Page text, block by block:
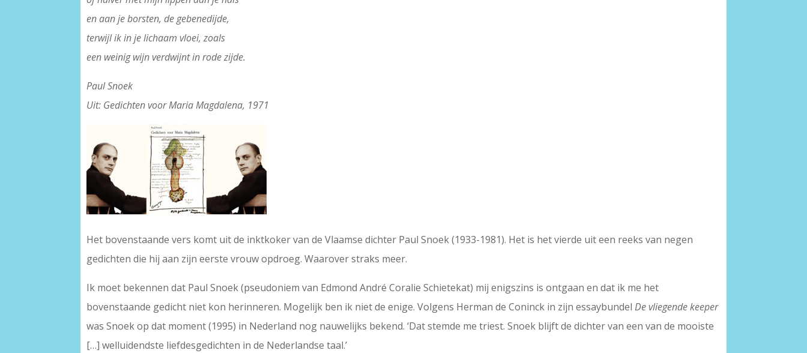
en aan je borsten, de gebenedijde,
terwijl ik in je lichaam vloei, zoals
een weinig wijn verdwijnt in rode zijde.
Paul Snoek
Uit: Gedichten voor Maria Magdalena, 1971
Het bovenstaande vers komt uit de inktkoker van de Vlaamse dichter Paul Snoek (1933-1981). Het is het vierde uit een reeks van negen
gedichten die hij aan zijn eerste vrouw opdroeg. Waarover straks meer.
Ik moet bekennen dat Paul Snoek (pseudoniem van Edmond André Coralie Schietekat) mij enigszins is ontgaan en dat ik me het
bovenstaande gedicht niet kon herinneren. Mogelijk ben ik niet de enige. Volgens Herman de Coninck in zijn essaybundelDe vliegende keeper
was Snoek op dat moment (1995) in Nederland nog nauwelijks bekend. ‘Dat stemde me triest. Snoek blijft de dichter van een van de mooiste
[…] welluidendste liefdesgedichten in de Nederlandse taal.’